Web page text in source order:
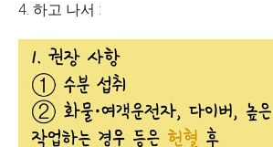
4. 하고 나서 :